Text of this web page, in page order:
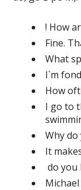
! How
Fine.
What
I`m
How
I go to
Why
It
do you